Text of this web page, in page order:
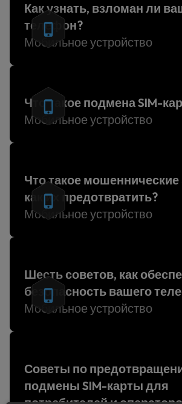
Как узнать, взломан ли
телефон?
Мобильное устройство
Что такое подмена SIM-
Мобильное устройство
Что такое мошеннические
как их предотвратить?
Мобильное устройство
Шесть советов, как
безопасность вашего
Мобильное устройство
Советы по
подмены SIM-карты для